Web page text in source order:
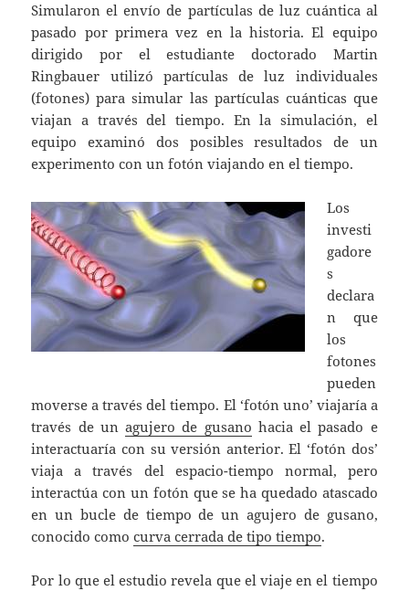
Simularon el envío de partículas de luz cuántica al
pasado por primera vez en la historia. El equipo
dirigido por el estudiante doctorado Martin
Ringbauer utilizó partículas de luz individuales
(fotones) para simular las partículas cuánticas que
viajan a través del tiempo. En la simulación, el
equipo examinó dos posibles resultados de un
experimento con un fotón viajando en el tiempo.
Los
investi
gadore
s
declara
n que
los
fotones
pueden
moverse a través del tiempo. El ‘fotón uno’ viajaría a
través de unagujero de gusano hacia el pasado e
interactuaría con su versión anterior. El ‘fotón dos’
viaja a través del espacio-tiempo normal, pero
interactúa con un fotón que se ha quedado atascado
en un bucle de tiempo de un agujero de gusano,
conocido comocurva cerrada de tipo tiempo.
Por lo que el estudio revela que el viaje en el tiempo